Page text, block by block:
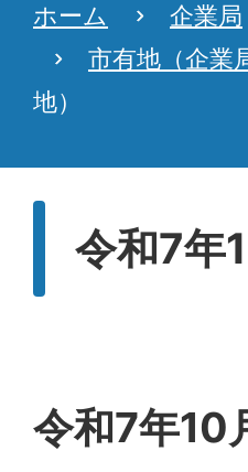
ホーム 企業局
市有地（企業
地）
令和7年
令和7年10